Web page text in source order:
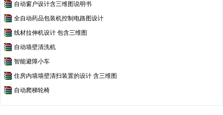
自动窗户设计含三维图说明书
全自动药品包装机控制电路图设计
线材拉伸机设计 包含三维图
自动墙壁清洗机
智能避障小车
住房内墙墙壁清扫装置的设计 含三维图
自动爬梯轮椅